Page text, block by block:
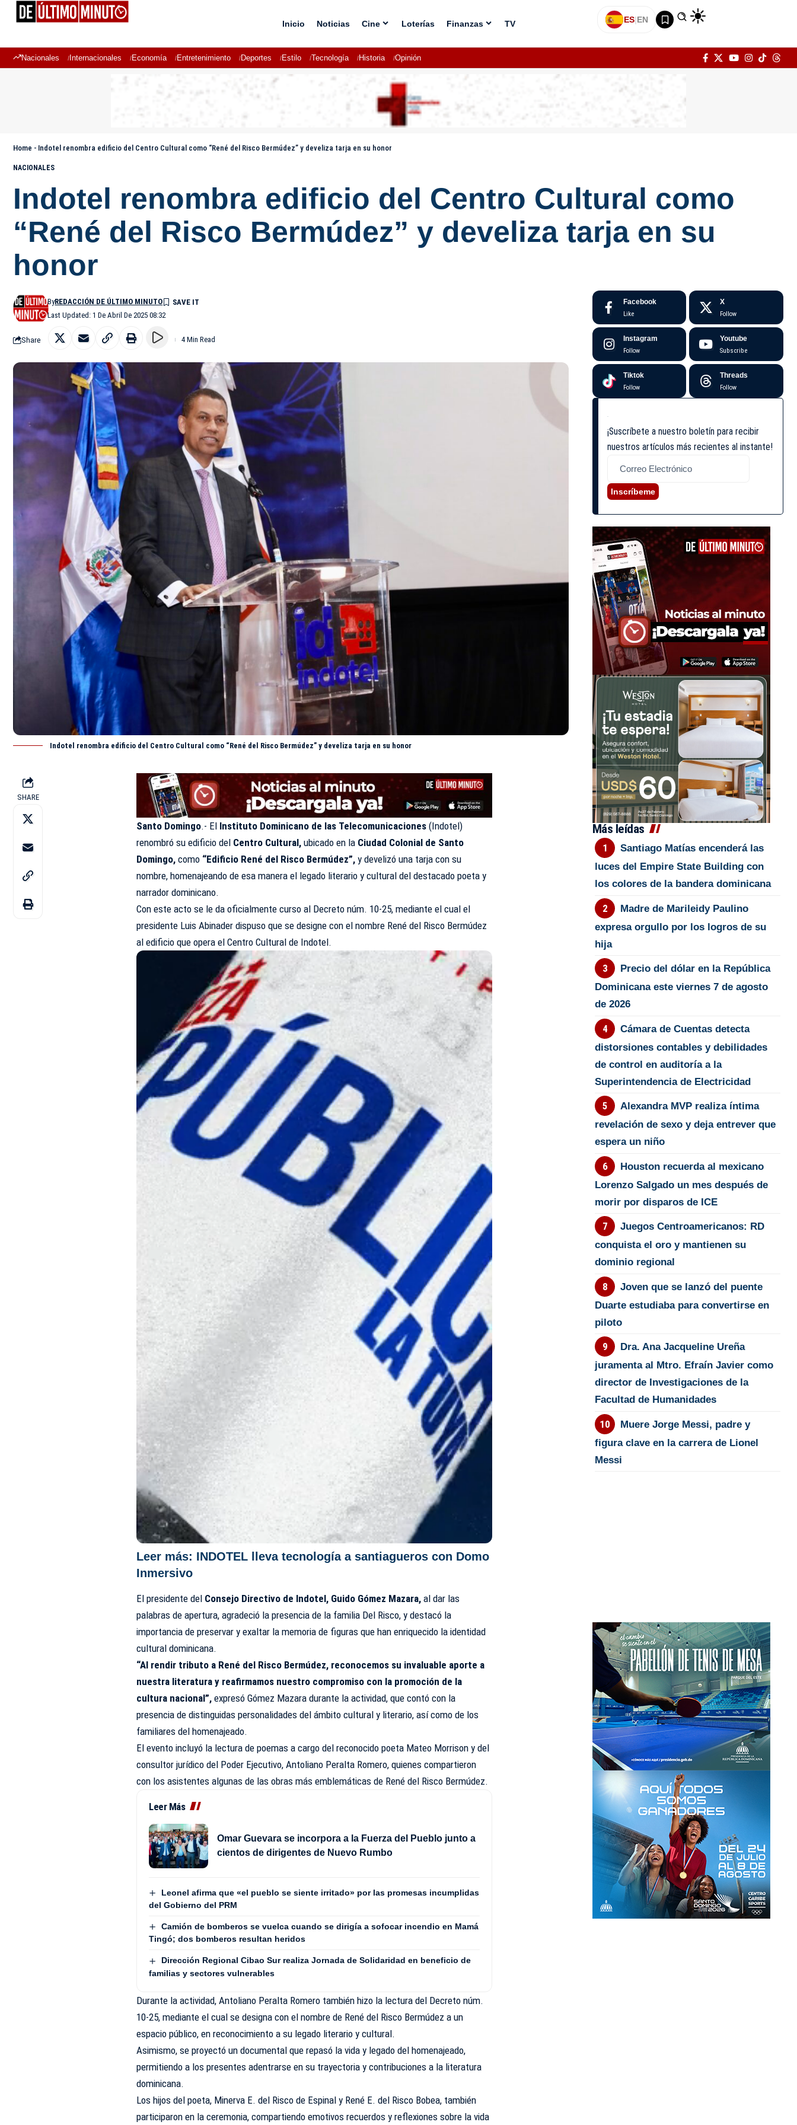
Inicio Noticias Cine Loterías Finanzas TV ES|EN
Nacionales Internacionales Economía Entretenimiento Deportes Estilo Tecnología Historia Opinión
Home - Indotel renombra edificio del Centro Cultural como “René del Risco Bermúdez” y develiza tarja en su honor
NACIONALES
Indotel renombra edificio del Centro Cultural como
“René del Risco Bermúdez” y develiza tarja en su
honor
Last Updated: 1 De Abril De 2025 08:32
ByREDACCIÓN DE ÚLTIMO MINUTO
Share 4 Min Read
Indotel renombra edificio del Centro Cultural como “René del Risco Bermúdez” y develiza tarja en su honor
SHARE
Santo Domingo.- El Instituto Dominicano de las Telecomunicaciones(Indotel)
renombró su edificio del Centro Cultural, ubicado en la Ciudad Colonial de Santo
Domingo, como “Edificio René del Risco Bermúdez”,y develizó una tarja con su
nombre, homenajeando de esa manera el legado literario y cultural del destacado poeta y
narrador dominicano.
Con este acto se le da oficialmente curso al Decreto núm. 10-25, mediante el cual el
presidente Luis Abinader dispuso que se designe con el nombre René del Risco Bermúdez
al edificio que opera el Centro Cultural de Indotel.
Leer más: INDOTEL lleva tecnología a santiagueros con Domo
Inmersivo
El presidente del Consejo Directivo de Indotel, Guido Gómez Mazara, al dar las
palabras de apertura, agradeció la presencia de la familia Del Risco, y destacó la
importancia de preservar y exaltar la memoria de figuras que han enriquecido la identidad
cultural dominicana.
“Al rendir tributo a René del Risco Bermúdez, reconocemos su invaluable aporte a
nuestra literatura y reafirmamos nuestro compromiso con la promoción de la
cultura nacional”,expresó Gómez Mazara durante la actividad, que contó con la
presencia de distinguidas personalidades del ámbito cultural y literario, así como de los
familiares del homenajeado.
El evento incluyó la lectura de poemas a cargo del reconocido poeta Mateo Morrison y del
consultor jurídico del Poder Ejecutivo, Antoliano Peralta Romero, quienes compartieron
con los asistentes algunas de las obras más emblemáticas de René del Risco Bermúdez.
Leer Más
Omar Guevara se incorpora a la Fuerza del Pueblo junto a
cientos de dirigentes de Nuevo Rumbo
Leonel afirma que «el pueblo se siente irritado» por las promesas incumplidas
del Gobierno del PRM
Camión de bomberos se vuelca cuando se dirigía a sofocar incendio en Mamá
Tingó; dos bomberos resultan heridos
Dirección Regional Cibao Sur realiza Jornada de Solidaridad en beneficio de
familias y sectores vulnerables
Durante la actividad, Antoliano Peralta Romero también hizo la lectura del Decreto núm.
10-25, mediante el cual se designa con el nombre de René del Risco Bermúdez a un
espacio público, en reconocimiento a su legado literario y cultural.
Asimismo, se proyectó un documental que repasó la vida y legado del homenajeado,
permitiendo a los presentes adentrarse en su trayectoria y contribuciones a la literatura
dominicana.
Los hijos del poeta, Minerva E. del Risco de Espinal y René E. del Risco Bobea, también
participaron en la ceremonia, compartiendo emotivos recuerdos y reflexiones sobre la vida
Facebook
Like
X
Follow
Instagram
Follow
Youtube
Subscribe
Tiktok
Follow
Threads
Follow
¡Suscríbete a nuestro boletín para recibir
nuestros artículos más recientes al instante!
Inscríbeme
Más leídas
Santiago Matías encenderá las
luces del Empire State Building con
los colores de la bandera dominicana
Madre de Marileidy Paulino
expresa orgullo por los logros de su
hija
Precio del dólar en la República
Dominicana este viernes 7 de agosto
de 2026
Cámara de Cuentas detecta
distorsiones contables y debilidades
de control en auditoría a la
Superintendencia de Electricidad
Alexandra MVP realiza íntima
revelación de sexo y deja entrever que
espera un niño
Houston recuerda al mexicano
Lorenzo Salgado un mes después de
morir por disparos de ICE
Juegos Centroamericanos: RD
conquista el oro y mantienen su
dominio regional
Joven que se lanzó del puente
Duarte estudiaba para convertirse en
piloto
Dra. Ana Jacqueline Ureña
juramenta al Mtro. Efraín Javier como
director de Investigaciones de la
Facultad de Humanidades
Muere Jorge Messi, padre y
figura clave en la carrera de Lionel
Messi